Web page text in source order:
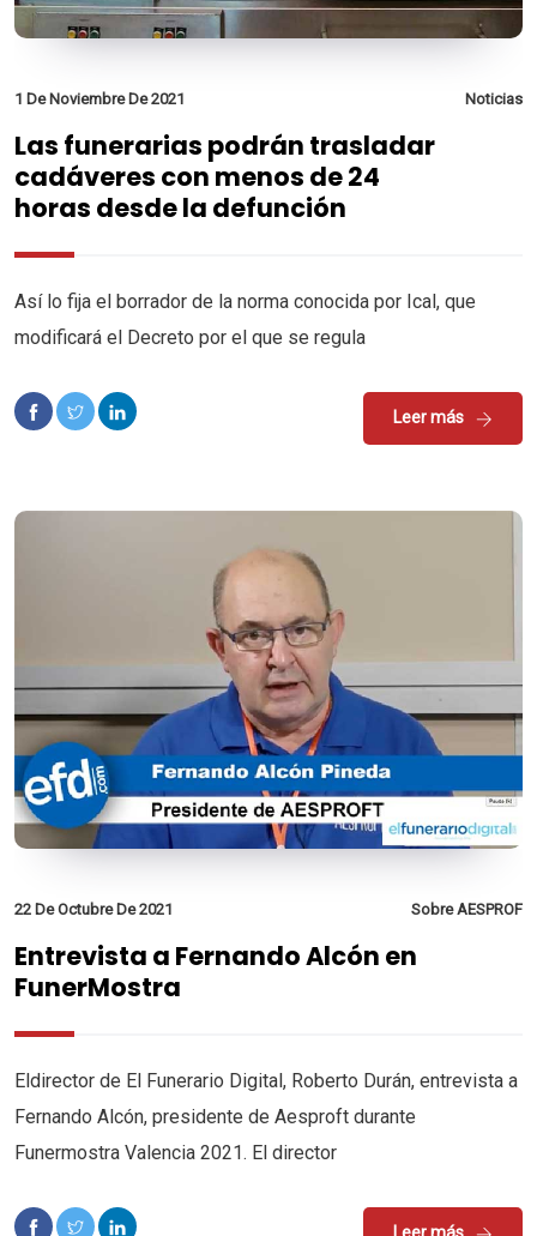
1 De Noviembre De 2021 Noticias
Las funerarias podrán trasladar
cadáveres con menos de 24
horas desde la defunción
Así lo fija el borrador de la norma conocida por Ical, que
modificará el Decreto por el que se regula
Leer más
22 De Octubre De 2021 Sobre AESPROF
Entrevista a Fernando Alcón en
FunerMostra
Eldirector de El Funerario Digital, Roberto Durán, entrevista a
Fernando Alcón, presidente de Aesproft durante
Funermostra Valencia 2021. El director